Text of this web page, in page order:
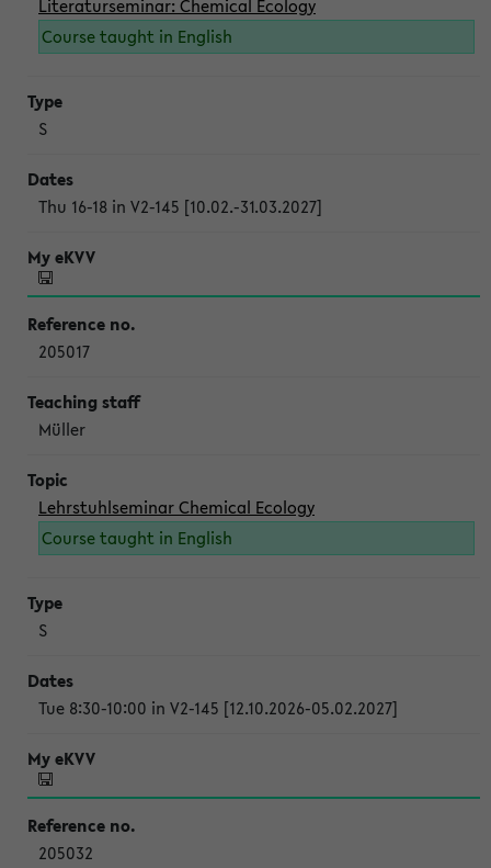
Literaturseminar: Chemical Ecology
Course taught in English
S
Thu 16-18 in V2-145 [10.02.-31.03.2027]
205017
Müller
Lehrstuhlseminar Chemical Ecology
Course taught in English
S
Tue 8:30-10:00 in V2-145 [12.10.2026-05.02.2027]
205032